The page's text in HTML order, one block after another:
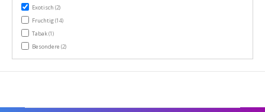
Exotisch(2)items
Fruchtig(14)items
Tabak(1)item
Besondere(2)items